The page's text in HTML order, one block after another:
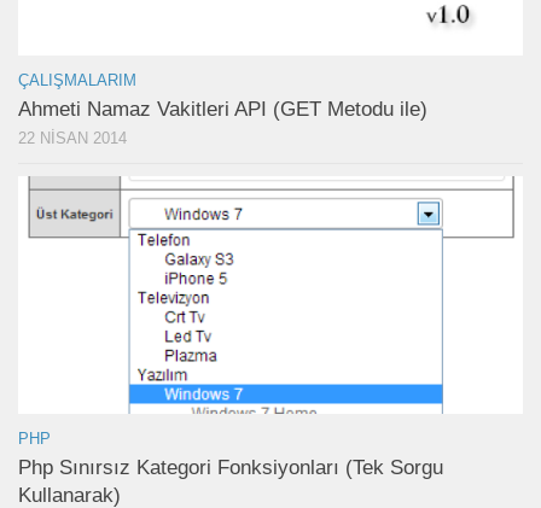
ÇALIŞMALARIM
Ahmeti Namaz Vakitleri API (GET Metodu ile)
22 NISAN 2014
PHP
Php Sınırsız Kategori Fonksiyonları (Tek Sorgu
Kullanarak)